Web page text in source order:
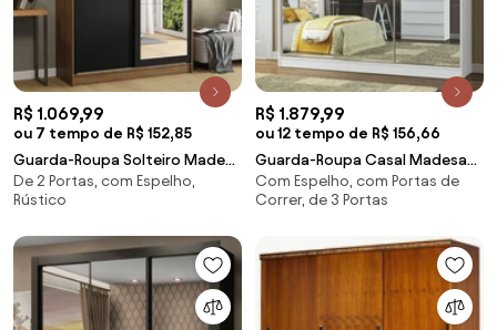
R$ 1.069,99
ou 7 tempo de R$ 152,85
Guarda-Roupa Solteiro Madesa
Tokio 2 Portas de Correr com
Espelho 2 Gavetas Rustic/Preto
De 2 Portas, com Espelho,
Rústico
R$ 1.879,99
ou 12 tempo de R$ 156,66
Guarda-Roupa Casal Madesa
Veneza 3 Portas de Correr com
Espelho Branco Cor:Branco
Com Espelho, com Portas de
Correr, de 3 Portas